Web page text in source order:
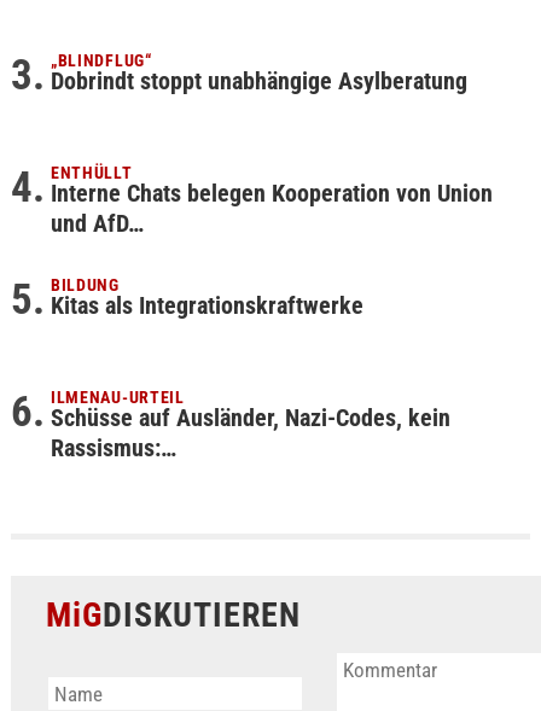
„BLINDFLUG“
Dobrindt stoppt unabhängige Asylberatung
ENTHÜLLT
Interne Chats belegen Kooperation von Union
und AfD…
BILDUNG
Kitas als Integrationskraftwerke
ILMENAU-URTEIL
Schüsse auf Ausländer, Nazi-Codes, kein
Rassismus:…
MiGDISKUTIEREN